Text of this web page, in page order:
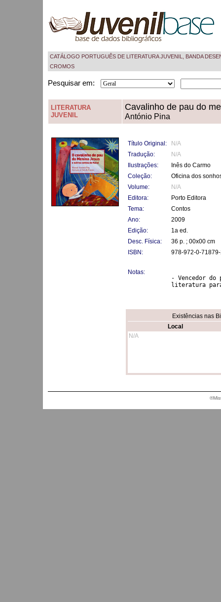
CATÁLOGO PORTUGUÊS DE LITERATURA JUVENIL, BANDA
CROMOS
Pesquisar em:
LITERATURA
JUVENIL
Cavalinho de pau do
António Pina
Título Original:
N/A
Tradução:
N/A
Ilustrações:
Inês do Carmo
Coleção:
Oficina dos
Volume:
N/A
Editora:
Porto Editora
Tema:
Contos
Ano:
2009
Edição:
1a ed.
Desc. Física:
36 p. ; 00x00 cm
ISBN:
978-972-0-
Notas:
- Vencedor do
literatura
Existências nas
Local
N/A